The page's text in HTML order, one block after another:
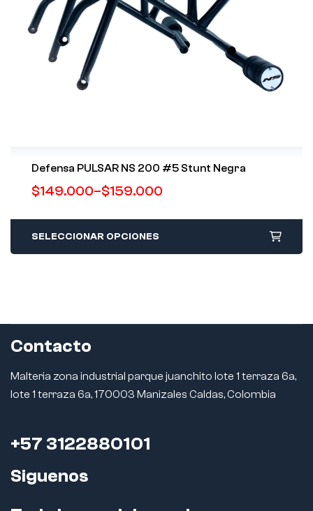
Defensa PULSAR NS 200 #5 Stunt Negra
$149.000–$159.000
SELECCIONAR OPCIONES
Contacto
Malteria zona industrial parque juanchito lote 1 terraza 6a,
lote 1 terraza 6a, 170003 Manizales Caldas, Colombia
+57 3122880101
Siguenos